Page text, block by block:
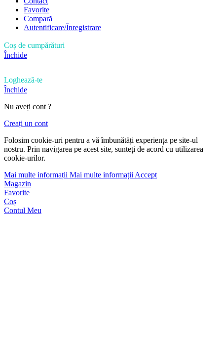
Favorite
Compară
Autentificare/Înregistrare
Coș de cumpărături
Închide
Loghează-te
Închide
Nu aveți cont ?
Creați un cont
Folosim cookie-uri pentru a vă îmbunătăți experiența pe site-ul
nostru. Prin navigarea pe acest site, sunteți de acord cu utilizarea
cookie-urilor.
Mai multe informații Mai multe informațiiAccept
Magazin
Favorite
Coș
Contul Meu